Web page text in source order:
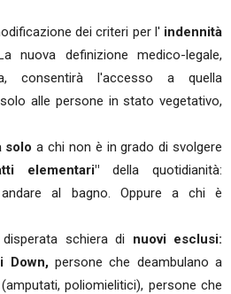
dei criteri per l' indennità
nuova definizione medico-legale,
consentirà l'accesso a quella
alle persone in stato vegetativo,
solo a chi non è in grado di svolgere
elementari" della quotidianità:
andare al bagno. Oppure a chi è
schiera di nuovi esclusi:
Down,persone che deambulano a
poliomielitici), persone che